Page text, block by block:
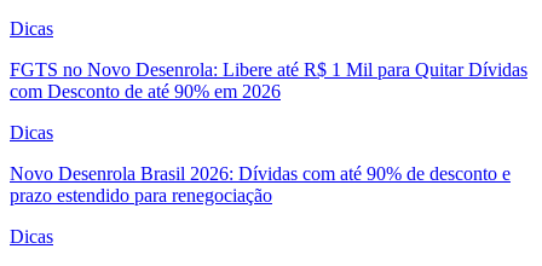
Dicas
FGTS no Novo Desenrola: Libere até R$ 1 Mil para Quitar Dívidas
com Desconto de até 90% em 2026
Dicas
Novo Desenrola Brasil 2026: Dívidas com até 90% de desconto e
prazo estendido para renegociação
Dicas